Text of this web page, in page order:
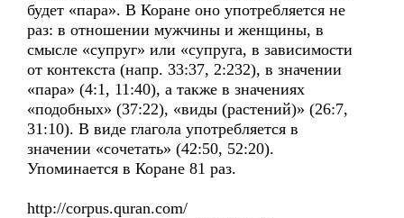
будет «пара». В Коране оно употребляется не
раз: в отношении мужчины и женщины, в
смысле «супруг» или «супруга, в зависимости
от контекста (напр. 33:37, 2:232), в значении
«пара» (4:1, 11:40), а также в значениях
«подобных» (37:22), «виды (растений)» (26:7,
31:10). В виде глагола употребляется в
значении «сочетать» (42:50, 52:20).
Упоминается в Коране 81 раз.
http://corpus.quran.com/